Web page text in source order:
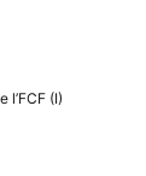
l’FCF (I)